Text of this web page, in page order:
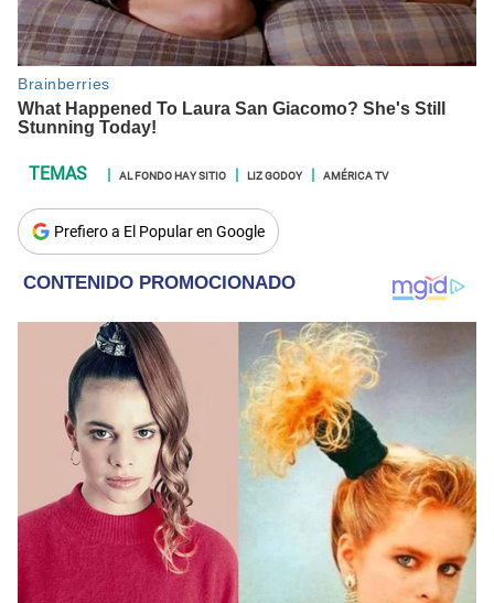
AL FONDO HAY SITIO LIZ GODOY AMÉRICA TV
Prefiero a El Popular en Google